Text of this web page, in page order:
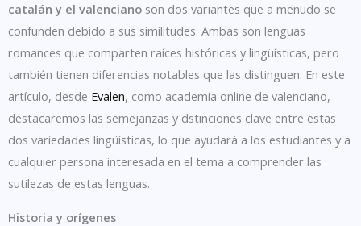
catalán y el valenciano son dos variantes que a menudo se
confunden debido a sus similitudes. Ambas son lenguas
romances que comparten raíces históricas y lingüísticas, pero
también tienen diferencias notables que las distinguen. En este
artículo, desde Evalen, como academia online de valenciano,
destacaremos las semejanzas y dstinciones clave entre estas
dos variedades lingüísticas, lo que ayudará a los estudiantes y a
cualquier persona interesada en el tema a comprender las
sutilezas de estas lenguas.
Historia y orígenes